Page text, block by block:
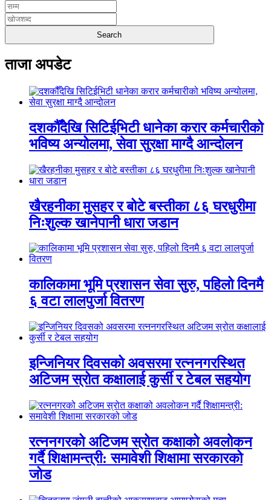
ताजा अपडेट
दशकौँदेखि सिटिईभिटी धानेका करार कर्मचारीको
भविष्य अन्योलमा, सेवा सुरक्षा माग्दै आन्दोलन
खैरहनीका मुसहर र बोटे बस्तीका ८६ घरधुरीमा
निःशुल्क खानेपानी धारा जडान
कालिकामा भूमि प्रशासन सेवा सुरु, पहिलो दिनमै
६ वटा लालपुर्जा वितरण
इन्जिनियर दिवसको अवसरमा रत्ननगरस्थित
अटिजम स्रोत कक्षालाई कुर्सी र टेबल सहयोग
रत्ननगरको अटिजम स्रोत कक्षाको अवलोकन
गर्दै शिक्षामन्त्री: समावेशी शिक्षामा सरकारको
जोड